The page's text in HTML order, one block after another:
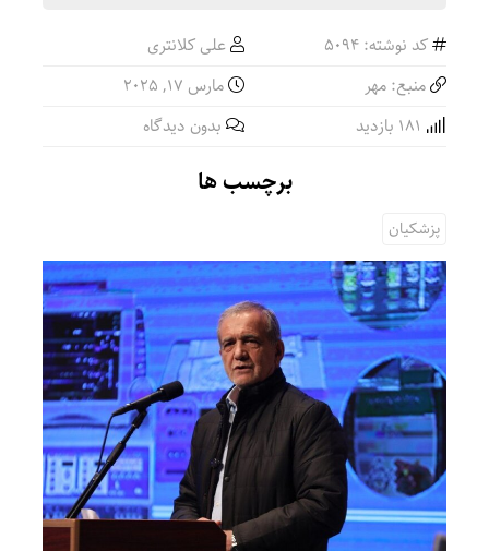
کد نوشته: 5094
علی کلانتری
منبع: مهر
مارس 17, 2025
بدون دیدگاه
برچسب ها
پزشکیان